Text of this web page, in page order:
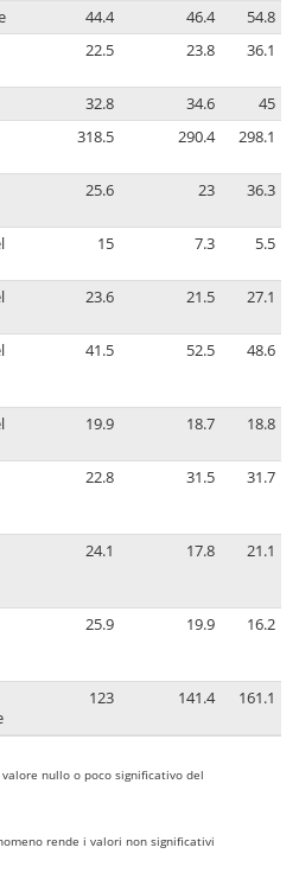
44.4 46.4
54.8
22.5 23.8 36.1
32.8 34.6
45
318.5 290.4 298.1
25.6 23 36.3
15 7.3 5.5
23.6 21.5 27.1
41.5 52.5 48.6
19.9 18.7 18.8
22.8 31.5 31.7
24.1 17.8 21.1
25.9 19.9 16.2
123 141.4 161.1
nullo o poco significativo del
rende i valori non significativi